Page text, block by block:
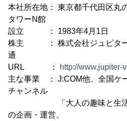
本社所在地： 東京都千代田区丸
タワーN館
設立 ： 1983年4月1日
株主 ： 株式会社ジュピター
通
URL ：
http://www.jupiter-
主な事業 ： J:COM他、全国ケ
チャンネル
「大人の趣味と生活向
の企画・運営、